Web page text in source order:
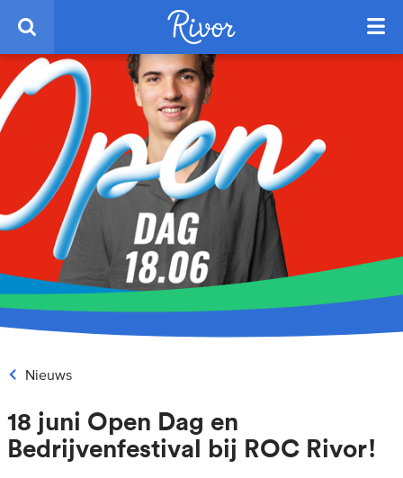
Nieuws
18 juni Open Dag en
Bedrijvenfestival bij ROC Rivor!